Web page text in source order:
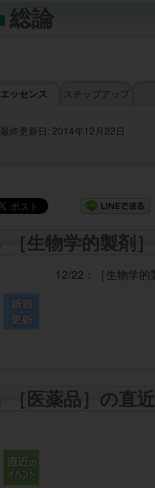
総論
エッセンス ステップアップ
最終更新日: 2014年12月22日
［生物学的製剤
12/22： ［生物学
［医薬品］の直